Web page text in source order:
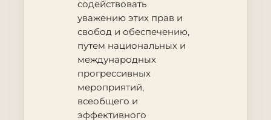
содействовать
уважению этих прав и
свобод и обеспечению,
путем национальных и
международных
прогрессивных
мероприятий,
всеобщего и
эффективного